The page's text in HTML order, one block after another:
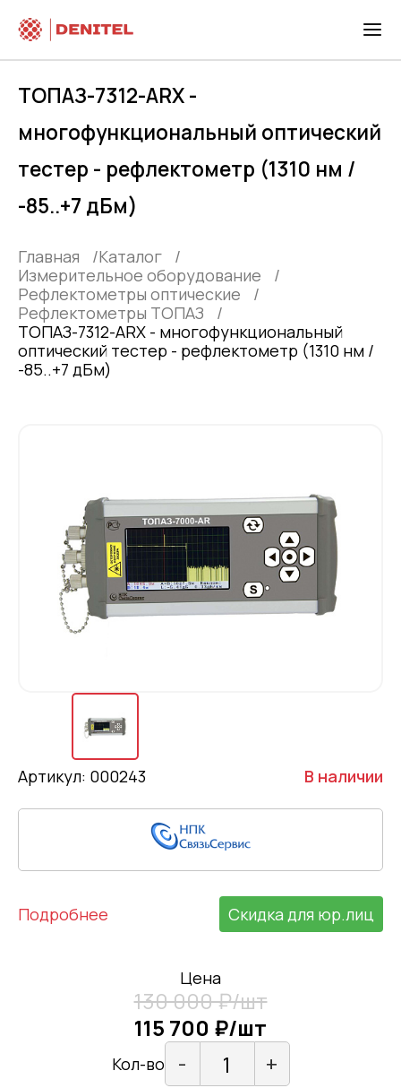
ТОПАЗ-7312-ARX -
многофункциональный оптический
тестер - рефлектометр (1310 нм /
-85..+7 дБм)
Главная
Каталог
Измерительное оборудование
Рефлектометры оптические
Рефлектометры ТОПАЗ
ТОПАЗ-7312-ARX - многофункциональный
оптический тестер - рефлектометр (1310 нм /
-85..+7 дБм)
Артикул: 000243 В наличии
Подробнее Скидка для юр.лиц
Цена
130 000 ₽/шт
115 700 ₽/шт
Кол-во - +